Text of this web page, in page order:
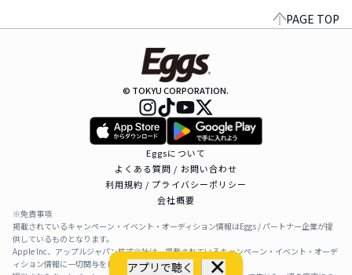
アプリで聴く
PAGE TOP
© TOKYU CORPORATION.
Eggsについて
よくある質問 / お問い合わせ
利用規約 / プライバシーポリシー
会社概要
※免責事項
掲載されているキャンペーン・イベント・オーディション情報はEggs / パートナー企業が提
供しているものとなります。
Apple Inc、アップルジャパン株式会社は、掲載されているキャンペーン・イベント・オーデ
ィション情報に一切関与をしておりません。